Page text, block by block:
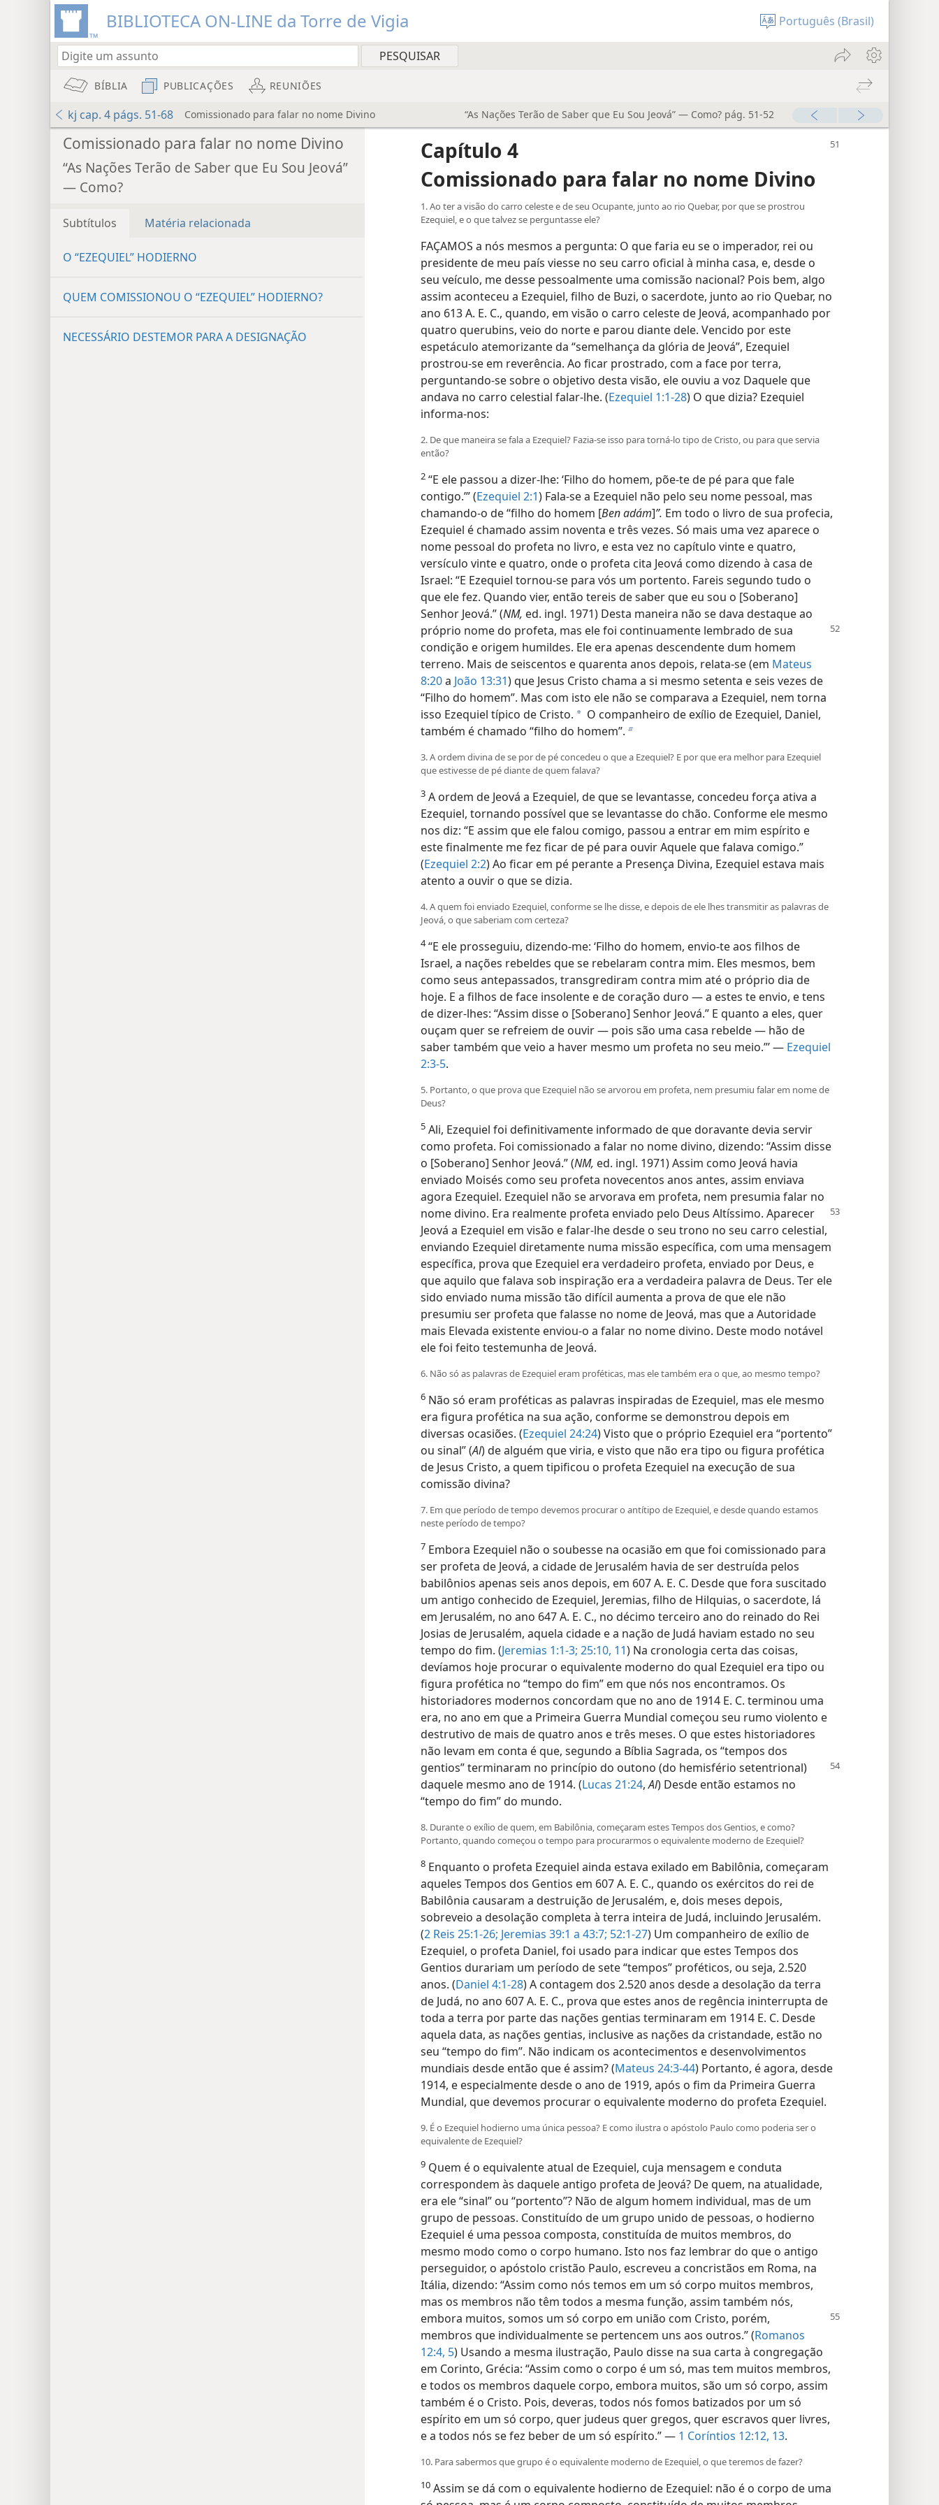
BIBLIOTECA ON-LINE da Torre de Vigia Português (Brasil)
BÍBLIA PUBLICAÇÕES REUNIÕES
kj cap. 4 págs. 51-68 Comissionado para falar no nome Divino “As Nações Terão de Saber que Eu Sou Jeová” — Como? pág. 51-52
Comissionado para falar no nome Divino
“As Nações Terão de Saber que Eu Sou Jeová”
— Como?
Subtítulos Matéria relacionada
O “EZEQUIEL” HODIERNO
QUEM COMISSIONOU O “EZEQUIEL” HODIERNO?
NECESSÁRIO DESTEMOR PARA A DESIGNAÇÃO
Capítulo 4
Comissionado para falar no nome Divino
1. Ao ter a visão do carro celeste e de seu Ocupante, junto ao rio Quebar, por que se prostrou
Ezequiel, e o que talvez se perguntasse ele?
FAÇAMOS a nós mesmos a pergunta: O que faria eu se o imperador, rei ou
presidente de meu país viesse no seu carro oficial à minha casa, e, desde o
seu veículo, me desse pessoalmente uma comissão nacional? Pois bem, algo
assim aconteceu a Ezequiel, filho de Buzi, o sacerdote, junto ao rio Quebar, no
ano 613 A. E. C., quando, em visão o carro celeste de Jeová, acompanhado por
quatro querubins, veio do norte e parou diante dele. Vencido por este
espetáculo atemorizante da “semelhança da glória de Jeová”, Ezequiel
prostrou-se em reverência. Ao ficar prostrado, com a face por terra,
perguntando-se sobre o objetivo desta visão, ele ouviu a voz Daquele que
andava no carro celestial falar-lhe. (Ezequiel 1:1-28) O que dizia? Ezequiel
informa-nos:
2. De que maneira se fala a Ezequiel? Fazia-se isso para torná-lo tipo de Cristo, ou para que servia
então?
2 “E ele passou a dizer-lhe: ‘Filho do homem, põe-te de pé para que fale
contigo.’” (Ezequiel 2:1) Fala-se a Ezequiel não pelo seu nome pessoal, mas
chamando-o de “filho do homem [Ben adám]”. Em todo o livro de sua profecia,
Ezequiel é chamado assim noventa e três vezes. Só mais uma vez aparece o
nome pessoal do profeta no livro, e esta vez no capítulo vinte e quatro,
versículo vinte e quatro, onde o profeta cita Jeová como dizendo à casa de
Israel: “E Ezequiel tornou-se para vós um portento. Fareis segundo tudo o
que ele fez. Quando vier, então tereis de saber que eu sou o [Soberano]
Senhor Jeová.” (NM, ed. ingl. 1971) Desta maneira não se dava destaque ao
próprio nome do profeta, mas ele foi continuamente lembrado de sua
condição e origem humildes. Ele era apenas descendente dum homem
terreno. Mais de seiscentos e quarenta anos depois, relata-se (em Mateus
8:20a João 13:31) que Jesus Cristo chama a si mesmo setenta e seis vezes de
“Filho do homem”. Mas com isto ele não se comparava a Ezequiel, nem torna
isso Ezequiel típico de Cristo. a O companheiro de exílio de Ezequiel, Daniel,
também é chamado “filho do homem”. b
3. A ordem divina de se por de pé concedeu o que a Ezequiel? E por que era melhor para Ezequiel
que estivesse de pé diante de quem falava?
3 A ordem de Jeová a Ezequiel, de que se levantasse, concedeu força ativa a
Ezequiel, tornando possível que se levantasse do chão. Conforme ele mesmo
nos diz: “E assim que ele falou comigo, passou a entrar em mim espírito e
este finalmente me fez ficar de pé para ouvir Aquele que falava comigo.”
(Ezequiel 2:2) Ao ficar em pé perante a Presença Divina, Ezequiel estava mais
atento a ouvir o que se dizia.
4. A quem foi enviado Ezequiel, conforme se lhe disse, e depois de ele lhes transmitir as palavras de
Jeová, o que saberiam com certeza?
4“E ele prosseguiu, dizendo-me: ‘Filho do homem, envio-te aos filhos de
Israel, a nações rebeldes que se rebelaram contra mim. Eles mesmos, bem
como seus antepassados, transgrediram contra mim até o próprio dia de
hoje. E a filhos de face insolente e de coração duro — a estes te envio, e tens
de dizer-lhes: “Assim disse o [Soberano] Senhor Jeová.” E quanto a eles, quer
ouçam quer se refreiem de ouvir — pois são uma casa rebelde — hão de
saber também que veio a haver mesmo um profeta no seu meio.”’ — Ezequiel
2:3-5.
5. Portanto, o que prova que Ezequiel não se arvorou em profeta, nem presumiu falar em nome de
Deus?
5 Ali, Ezequiel foi definitivamente informado de que doravante devia servir
como profeta. Foi comissionado a falar no nome divino, dizendo: “Assim disse
o [Soberano] Senhor Jeová.” (NM, ed. ingl. 1971) Assim como Jeová havia
enviado Moisés como seu profeta novecentos anos antes, assim enviava
agora Ezequiel. Ezequiel não se arvorava em profeta, nem presumia falar no
nome divino. Era realmente profeta enviado pelo Deus Altíssimo. Aparecer
Jeová a Ezequiel em visão e falar-lhe desde o seu trono no seu carro celestial,
enviando Ezequiel diretamente numa missão específica, com uma mensagem
específica, prova que Ezequiel era verdadeiro profeta, enviado por Deus, e
que aquilo que falava sob inspiração era a verdadeira palavra de Deus. Ter ele
sido enviado numa missão tão difícil aumenta a prova de que ele não
presumiu ser profeta que falasse no nome de Jeová, mas que a Autoridade
mais Elevada existente enviou-o a falar no nome divino. Deste modo notável
ele foi feito testemunha de Jeová.
6. Não só as palavras de Ezequiel eram proféticas, mas ele também era o que, ao mesmo tempo?
6 Não só eram proféticas as palavras inspiradas de Ezequiel, mas ele mesmo
era figura profética na sua ação, conforme se demonstrou depois em
diversas ocasiões. (Ezequiel 24:24) Visto que o próprio Ezequiel era “portento”
ou sinal” (Al) de alguém que viria, e visto que não era tipo ou figura profética
de Jesus Cristo, a quem tipificou o profeta Ezequiel na execução de sua
comissão divina?
7. Em que período de tempo devemos procurar o antítipo de Ezequiel, e desde quando estamos
neste período de tempo?
7 Embora Ezequiel não o soubesse na ocasião em que foi comissionado para
ser profeta de Jeová, a cidade de Jerusalém havia de ser destruída pelos
babilônios apenas seis anos depois, em 607 A. E. C. Desde que fora suscitado
um antigo conhecido de Ezequiel, Jeremias, filho de Hilquias, o sacerdote, lá
em Jerusalém, no ano 647 A. E. C., no décimo terceiro ano do reinado do Rei
Josias de Jerusalém, aquela cidade e a nação de Judá haviam estado no seu
tempo do fim. (Jeremias 1:1-3; 25:10, 11) Na cronologia certa das coisas,
devíamos hoje procurar o equivalente moderno do qual Ezequiel era tipo ou
figura profética no “tempo do fim” em que nós nos encontramos. Os
historiadores modernos concordam que no ano de 1914 E. C. terminou uma
era, no ano em que a Primeira Guerra Mundial começou seu rumo violento e
destrutivo de mais de quatro anos e três meses. O que estes historiadores
não levam em conta é que, segundo a Bíblia Sagrada, os “tempos dos
gentios” terminaram no princípio do outono (do hemisfério setentrional)
daquele mesmo ano de 1914. (Lucas 21:24,Al) Desde então estamos no
“tempo do fim” do mundo.
8. Durante o exílio de quem, em Babilônia, começaram estes Tempos dos Gentios, e como?
Portanto, quando começou o tempo para procurarmos o equivalente moderno de Ezequiel?
8 Enquanto o profeta Ezequiel ainda estava exilado em Babilônia, começaram
aqueles Tempos dos Gentios em 607 A. E. C., quando os exércitos do rei de
Babilônia causaram a destruição de Jerusalém, e, dois meses depois,
sobreveio a desolação completa à terra inteira de Judá, incluindo Jerusalém.
(2 Reis 25:1-26; Jeremias 39:1 a 43:7; 52:1-27) Um companheiro de exílio de
Ezequiel, o profeta Daniel, foi usado para indicar que estes Tempos dos
Gentios durariam um período de sete “tempos” proféticos, ou seja, 2.520
anos. (Daniel 4:1-28) A contagem dos 2.520 anos desde a desolação da terra
de Judá, no ano 607 A. E. C., prova que estes anos de regência ininterrupta de
toda a terra por parte das nações gentias terminaram em 1914 E. C. Desde
aquela data, as nações gentias, inclusive as nações da cristandade, estão no
seu “tempo do fim”. Não indicam os acontecimentos e desenvolvimentos
mundiais desde então que é assim? (Mateus 24:3-44) Portanto, é agora, desde
1914, e especialmente desde o ano de 1919, após o fim da Primeira Guerra
Mundial, que devemos procurar o equivalente moderno do profeta Ezequiel.
9. É o Ezequiel hodierno uma única pessoa? E como ilustra o apóstolo Paulo como poderia ser o
equivalente de Ezequiel?
9 Quem é o equivalente atual de Ezequiel, cuja mensagem e conduta
correspondem às daquele antigo profeta de Jeová? De quem, na atualidade,
era ele “sinal” ou “portento”? Não de algum homem individual, mas de um
grupo de pessoas. Constituído de um grupo unido de pessoas, o hodierno
Ezequiel é uma pessoa composta, constituída de muitos membros, do
mesmo modo como o corpo humano. Isto nos faz lembrar do que o antigo
perseguidor, o apóstolo cristão Paulo, escreveu a concristãos em Roma, na
Itália, dizendo: “Assim como nós temos em um só corpo muitos membros,
mas os membros não têm todos a mesma função, assim também nós,
embora muitos, somos um só corpo em união com Cristo, porém,
membros que individualmente se pertencem uns aos outros.” (Romanos
12:4, 5) Usando a mesma ilustração, Paulo disse na sua carta à congregação
em Corinto, Grécia: “Assim como o corpo é um só, mas tem muitos membros,
e todos os membros daquele corpo, embora muitos, são um só corpo, assim
também é o Cristo. Pois, deveras, todos nós fomos batizados por um só
espírito em um só corpo, quer judeus quer gregos, quer escravos quer livres,
e a todos nós se fez beber de um só espírito.” — 1 Coríntios 12:12, 13.
10. Para sabermos que grupo é o equivalente moderno de Ezequiel, o que teremos de fazer?
10 Assim se dá com o equivalente hodierno de Ezequiel: não é o corpo de uma